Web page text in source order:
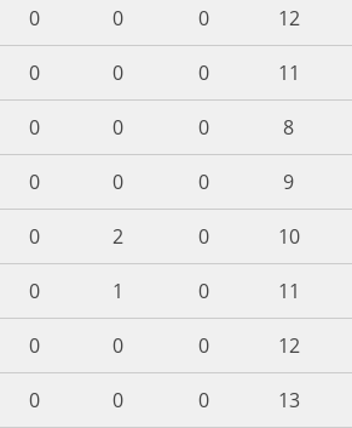
0 0 0
12
0 0 0
11
0 0 0
8
0 0 0
9
0 2 0
10
0 1 0
11
0 0 0
12
0 0 0 13